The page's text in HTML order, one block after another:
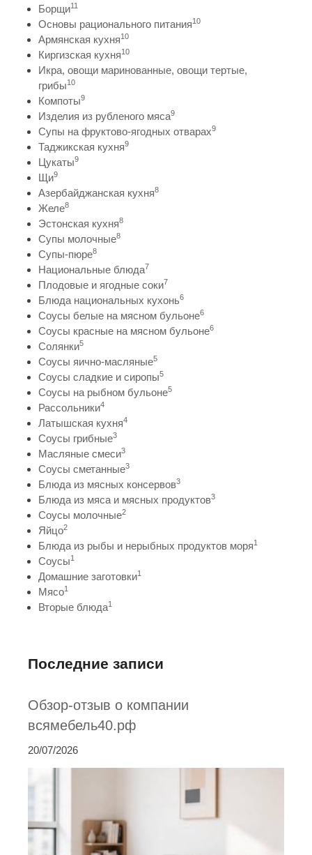
Борщи11
Основы рационального питания10
Армянская кухня10
Киргизская кухня10
Икра, овощи маринованные, овощи тертые,
грибы10
Компоты9
Изделия из рубленого мяса9
Супы на фруктово-ягодных отварах9
Таджикская кухня9
Цукаты9
Щи9
Азербайджанская кухня8
Желе8
Эстонская кухня8
Супы молочные8
Супы-пюре8
Национальные блюда7
Плодовые и ягодные соки7
Блюда национальных кухонь6
Соусы белые на мясном бульоне6
Соусы красные на мясном бульоне6
Солянки5
Соусы яично-масляные5
Соусы сладкие и сиропы5
Соусы на рыбном бульоне5
Рассольники4
Латышская кухня4
Соусы грибные3
Масляные смеси3
Соусы сметанные3
Блюда из мясных консервов3
Блюда из мяса и мясных продуктов3
Соусы молочные2
Яйцо2
Блюда из рыбы и нерыбных продуктов моря1
Соусы1
Домашние заготовки1
Мясо1
Вторые блюда1
Последние записи
Обзор-отзыв о компании
всямебель40.рф
20/07/2026